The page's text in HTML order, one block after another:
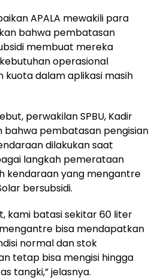
APALA mewakili para
bahwa pembatasan
membuat mereka
operasional
kuota dalam aplikasi masih
perwakilan SPBU, Kadir
bahwa pembatasan pengisian
dilakukan saat
langkah pemerataan
kendaraan yang mengantre
bersubsidi.
kami batasi sekitar 60 liter
bisa mendapatkan
normal dan stok
tetap bisa mengisi hingga
tangki,” jelasnya.